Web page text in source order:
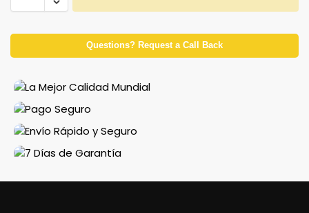
Questions? Request a Call Back